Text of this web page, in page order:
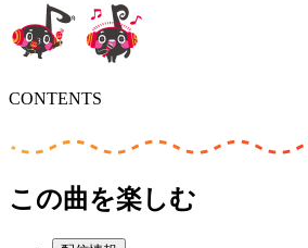
CONTENTS
この曲を楽しむ